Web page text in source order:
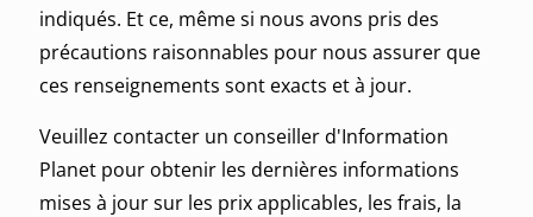
indiqués. Et ce, même si nous avons pris des
précautions raisonnables pour nous assurer que
ces renseignements sont exacts et à jour.
Veuillez contacter un conseiller d'Information
Planet pour obtenir les dernières informations
mises à jour sur les prix applicables, les frais, la